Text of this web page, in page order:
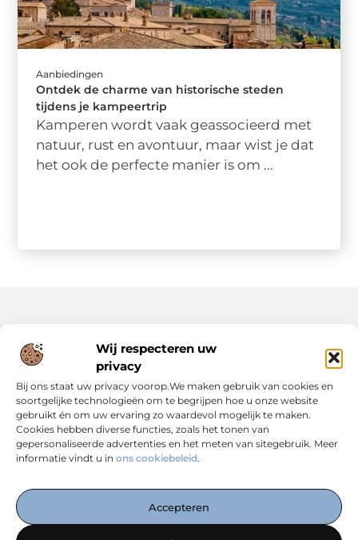
Wij respecteren uw
privacy
Bij ons staat uw privacy voorop.We maken gebruik van cookies en
soortgelijke technologieën om te begrijpen hoe u onze website
gebruikt én om uw ervaring zo waardevol mogelijk te maken.
Cookies hebben diverse functies, zoals het tonen van
gepersonaliseerde advertenties en het meten van sitegebruik. Meer
informatie vindt u in ons cookiebeleid.
Accepteren
Aanbiedingen
Ontdek de charme van historische steden
tijdens je kampeertrip
Kamperen wordt vaak geassocieerd met
natuur, rust en avontuur, maar wist je dat
het ook de perfecte manier is om ...
inzichten die jouw online succes versterken. Alles
overzichtelijk op één plek. Start vandaag met ontdekken op
Onze informatie